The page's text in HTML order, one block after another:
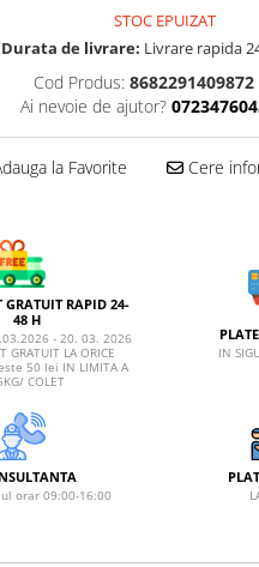
STOC EPUIZAT
Durata de livrare: Livrare rapida
Cod Produs: 8682291409872
Ai nevoie de ajutor?
la Favorite Cere
GRATUIT RAPID 24-
48 H
- 20. 03. 2026
GRATUIT LA ORICE
50 lei IN LIMITA A
COLET
IN
orar 09:00-16:00